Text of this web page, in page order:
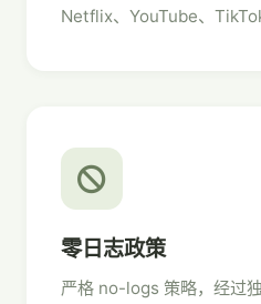
Netflix、YouTube、
零日志政策
严格 no-logs 策略，经过